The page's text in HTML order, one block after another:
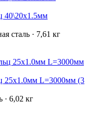
40\20х1.5мм
сталь · 7,61 кг
25х1.0мм L=3000мм (3
· 6,02 кг